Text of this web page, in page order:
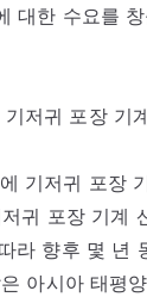
대한 수요를
저귀 포장 기
기저귀 포장
귀 포장 기계
라 향후 몇 년
아시아 태평